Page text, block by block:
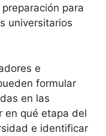
para
universitarios
e
formular
en las
en qué etapa del
e identificar